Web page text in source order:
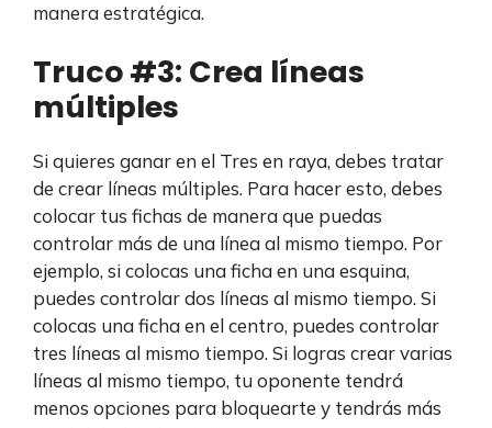
manera estratégica.
Truco #3: Crea líneas
múltiples
Si quieres ganar en el Tres en raya, debes tratar
de crear líneas múltiples. Para hacer esto, debes
colocar tus fichas de manera que puedas
controlar más de una línea al mismo tiempo. Por
ejemplo, si colocas una ficha en una esquina,
puedes controlar dos líneas al mismo tiempo. Si
colocas una ficha en el centro, puedes controlar
tres líneas al mismo tiempo. Si logras crear varias
líneas al mismo tiempo, tu oponente tendrá
menos opciones para bloquearte y tendrás más